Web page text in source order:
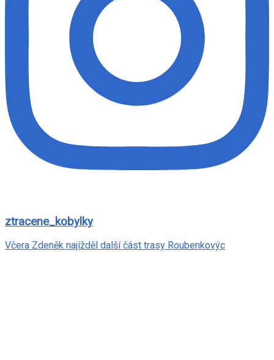
ztracene_kobylky
Včera Zdeněk najížděl další část trasy Roubenkovýc